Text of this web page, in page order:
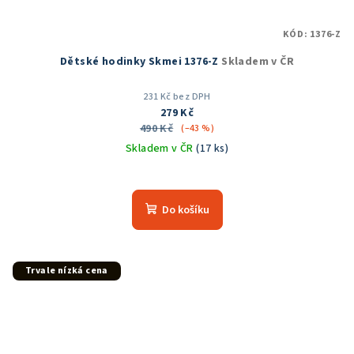
Dětské hodinky Skmei 1376-Z Skladem v ČR
231 Kč bez DPH
279 Kč
490 Kč (–43 %)
Skladem v ČR(17 ks)
hodnocení
produktu
Do košíku
KÓD: 1376-Z
Trvale nízká cena